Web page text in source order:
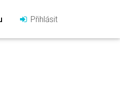
Přihlásit